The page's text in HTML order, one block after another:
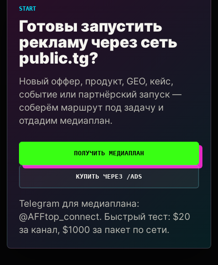
START
Готовы запустить
рекламу через сеть
public.tg?
Новый оффер, продукт, GEO, кейс,
событие или партнёрский запуск —
соберём маршрут под задачу и
отдадим медиаплан.
ПОЛУЧИТЬ МЕДИАПЛАН
КУПИТЬ ЧЕРЕЗ /ADS
Telegram для медиаплана:
@AFFtop_connect. Быстрый тест: $20
за канал, $1000 за пакет по сети.